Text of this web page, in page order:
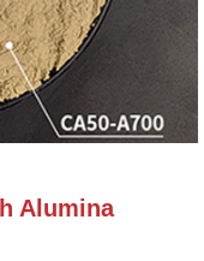
Alumina